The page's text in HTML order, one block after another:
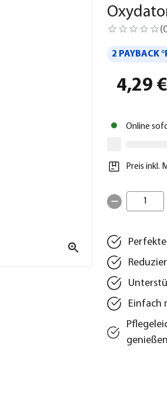
(
2 PAYBACK
4,29 €
Online
Preis inkl.
1
Einfach